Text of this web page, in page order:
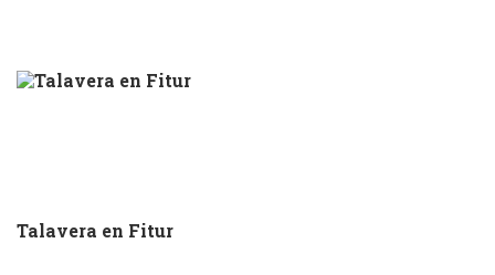
Talavera en Fitur